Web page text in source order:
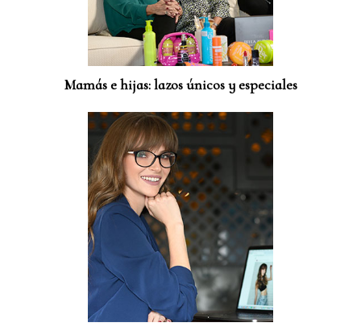
Mamás e hijas: lazos únicos y especiales